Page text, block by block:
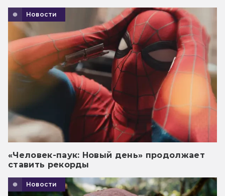
Новости
«Человек-паук: Новый день» продолжает
ставить рекорды
Новости